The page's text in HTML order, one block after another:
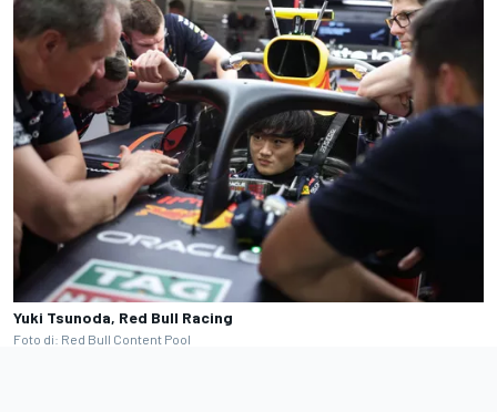
Yuki Tsunoda, Red Bull Racing
Foto di: Red Bull Content Pool